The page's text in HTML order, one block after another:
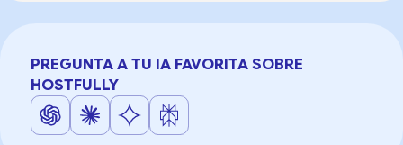
PREGUNTA A TU IA FAVORITA SOBRE
HOSTFULLY